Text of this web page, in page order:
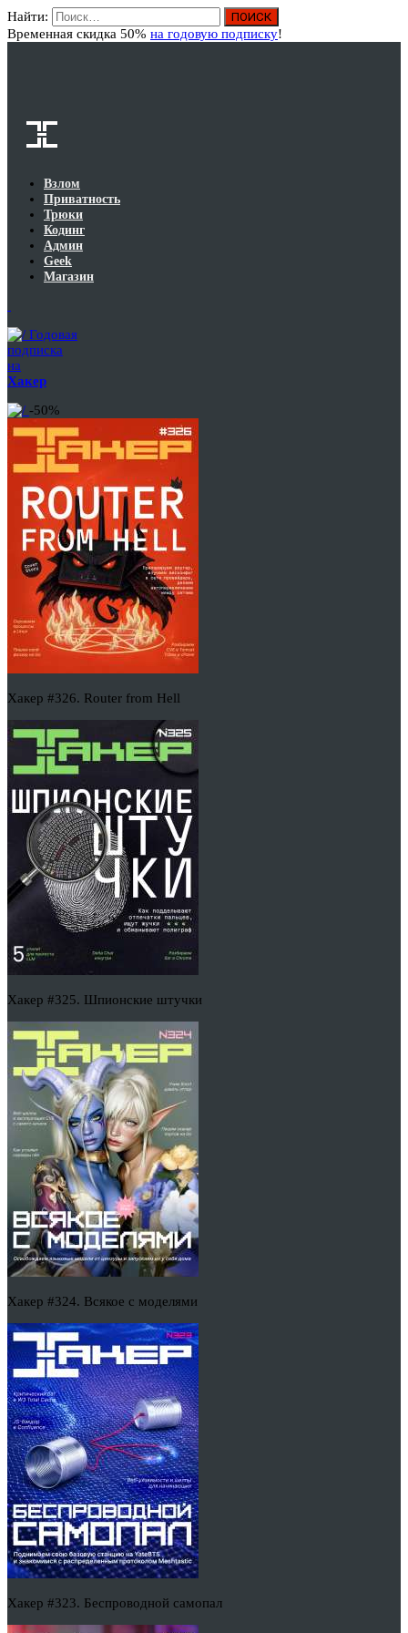
Найти:
Временная скидка 50% на годовую подписку!
Взлом
Приватность
Трюки
Кодинг
Админ
Geek
Магазин
Годовая
подписка
на
Хакер
-50%
Хакер #326. Router from Hell
Хакер #325. Шпионские штучки
Хакер #324. Всякое с моделями
Хакер #323. Беспроводной самопал